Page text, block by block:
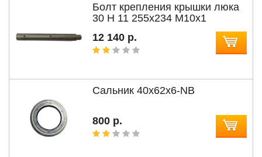
Болт крепления крышки люка
30 H 11 255х234 M10х1
12 140 р.
Сальник 40x62x6-NB
800 р.